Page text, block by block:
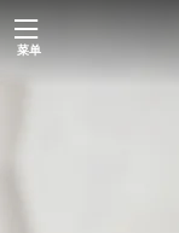
跳菜单